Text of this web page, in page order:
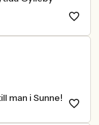
man i Sunne!